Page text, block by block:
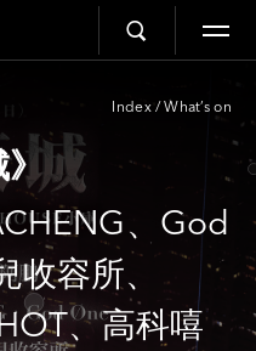
Index / What’s on
》
、God
容所、
、高科嘻